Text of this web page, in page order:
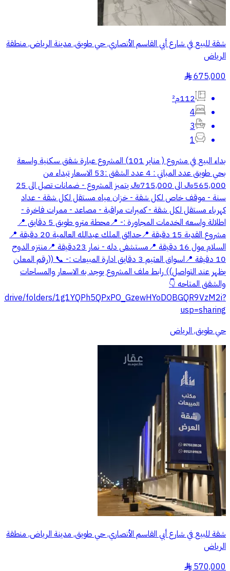
شقة للبيع في شارع أبي القاسم الأنصاري, حي طويق, مدينة الرياض, منطقة
الرياض
675,000
§
112م²
4
3
1
بداء البيع في مشروع ( مناير 101) المشروع عبارة شقق سكنية واسعة
بحي طويق عدد المباني : 4 عدد الشقق :53 الاسعار تبداء من
565,000﷼ الى 715,000﷼ يتميز المشروع - ضمانات تصل الى 25
سنة - ⁠موقف خاص لكل شقة - ⁠خزان مياه مستقل لكل شقة - ⁠عداد
كهرباء مستقل لكل شقة - ⁠كميرات مراقبة - ⁠مصاعد - ⁠ممرات فاخرة -
⁠اطلالة واسعه الخدمات المجاورة :- 📍محطة مترو طويق 5 دقايق 📍
مشروع القدية 15 دقيقة 📍حدائق الملك عبدالله العالمية 20 دقيقة 📍
السلام مول 16 دقيقة 📍مستشفى دله - نمار 23دقيقة 📍منتزه الدوح
10 دقيقة 📍اسواق العثيم 3 دقايق ادارة المبيعات :- 📞 ((رقم المعلن
يظهر عند التواصل)) رابط ملف المشروع يوجد به الاسعار والمساحات
والشقق المتاحه 👇
folders/1g1YQPh5QPxPO_GzewHYoDOBGQR9VzM2i?
usp=sharing
حي طويق, الرياض
شقة للبيع في شارع أبي القاسم الأنصاري, حي طويق, مدينة الرياض, منطقة
الرياض
570,000
§